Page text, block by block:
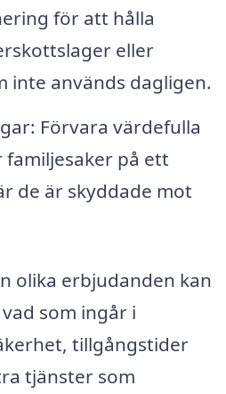
för att hålla
eller
inte används dagligen.
Förvara värdefulla
familjesaker på ett
de är skyddade mot
olika erbjudanden kan
som ingår i
tillgångstider
tjänster som